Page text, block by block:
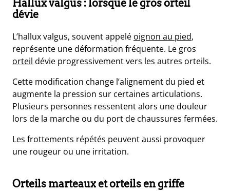
Hallux valgus : lorsque le gros orteil
dévie
L’hallux valgus, souvent appelé oignon au pied,
représente une déformation fréquente. Le gros
orteil dévie progressivement vers les autres orteils.
Cette modification change l’alignement du pied et
augmente la pression sur certaines articulations.
Plusieurs personnes ressentent alors une douleur
lors de la marche ou du port de chaussures fermées.
Les frottements répétés peuvent aussi provoquer
une rougeur ou une irritation.
Orteils marteaux et orteils en griffe